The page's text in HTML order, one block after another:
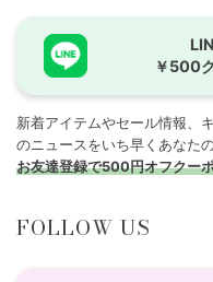
￥500
新着アイテムやセール情報、
のニュースをいち早くあなた
お友達登録で500円オフクー
FOLLOW US